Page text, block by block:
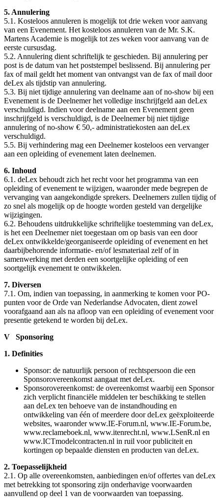
5. Annulering
5.1. Kosteloos annuleren is mogelijk tot drie weken voor aanvang
van een Evenement. Het kosteloos annuleren van de Mr. S.K.
Martens Academie is mogelijk tot zes weken voor aanvang van de
eerste cursusdag.
5.2. Annulering dient schriftelijk te geschieden. Bij annulering per
post is de datum van het poststempel beslissend. Bij annulering per
fax of mail geldt het moment van ontvangst van de fax of mail door
deLex als tijdstip van annulering.
5.3. Bij niet tijdige annulering van deelname aan of no-show bij een
Evenement is de Deelnemer het volledige inschrijfgeld aan deLex
verschuldigd. Indien voor deelname aan een Evenement geen
inschrijfgeld is verschuldigd, is de Deelnemer bij niet tijdige
annulering of no-show € 50,- administratiekosten aan deLex
verschuldigd.
5.5. Bij verhindering mag een Deelnemer kosteloos een vervanger
aan een opleiding of evenement laten deelnemen.
6. Inhoud
6.1. deLex behoudt zich het recht voor het programma van een
opleiding of evenement te wijzigen, waaronder mede begrepen de
vervanging van aangekondigde sprekers. Deelnemers zullen tijdig of
zo snel als mogelijk op de hoogte worden gesteld van dergelijke
wijzigingen.
6.2. Behoudens uitdrukkelijke schriftelijke toestemming van deLex,
is het een Deelnemer niet toegestaan om op basis van een door
deLex ontwikkelde/georganiseerde opleiding of evenement en het
daarbijbehorende informatie- en/of lesmateriaal zelf of in
samenwerking met derden een soortgelijke opleiding of een
soortgelijk evenement te ontwikkelen.
7. Diversen
7.1. Om, indien van toepassing, in aanmerking te komen voor PO-
punten voor de Orde van Nederlandse Advocaten, dient zowel
voorafgaand aan als na afloop van een opleiding of evenement voor
presentie getekend te worden bij deLex.
V Sponsoring
1. Definities
Sponsor: de natuurlijk persoon of rechtspersoon die een
Sponsorovereenkomst aangaat met deLex.
Sponsorovereenkomst: de overeenkomst waarbij een Sponsor
zich verplicht financiële middelen ter beschikking te stellen
aan deLex ten behoeve van de instandhouding en
ontwikkeling van één of meerdere door deLex geëxploiteerde
websites, waaronder www.IE-Forum.nl, www.IE-Forum.be,
www.reclameboek.nl, www.itenrecht.nl, www.LSenR.nl en
www.ICTmodelcontracten.nl in ruil voor publiciteit en
kortingen op bepaalde diensten en producten van deLex.
2. Toepasselijkheid
2.1. Op alle overeenkomsten, aanbiedingen en/of offertes van deLex
met betrekking tot sponsoring zijn onderhavige voorwaarden
aanvullend op deel 1 van de voorwaarden van toepassing.